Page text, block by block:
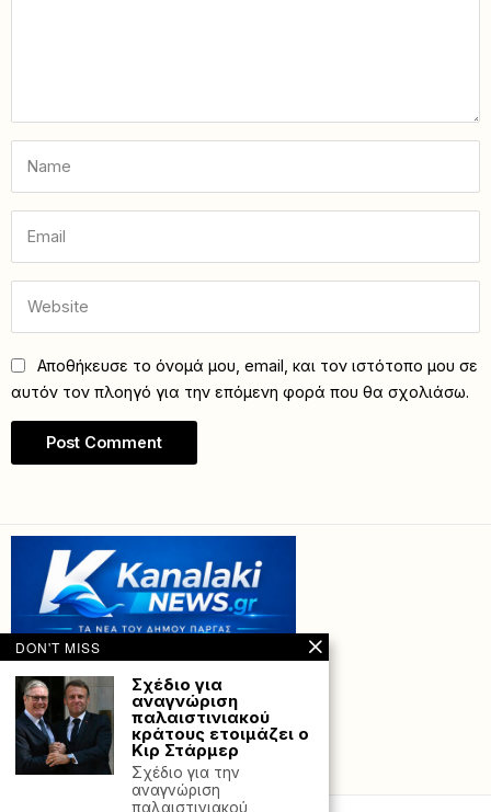
Αποθήκευσε το όνομά μου, email, και τον ιστότοπο μου σε
αυτόν τον πλοηγό για την επόμενη φορά που θα σχολιάσω.
Powered with by Hostville”)
DON'T MISS
Σχέδιο για
αναγνώριση
παλαιστινιακού
κράτους ετοιμάζει ο
Κιρ Στάρμερ
Σχέδιο για την
αναγνώριση
παλαιστινιακού